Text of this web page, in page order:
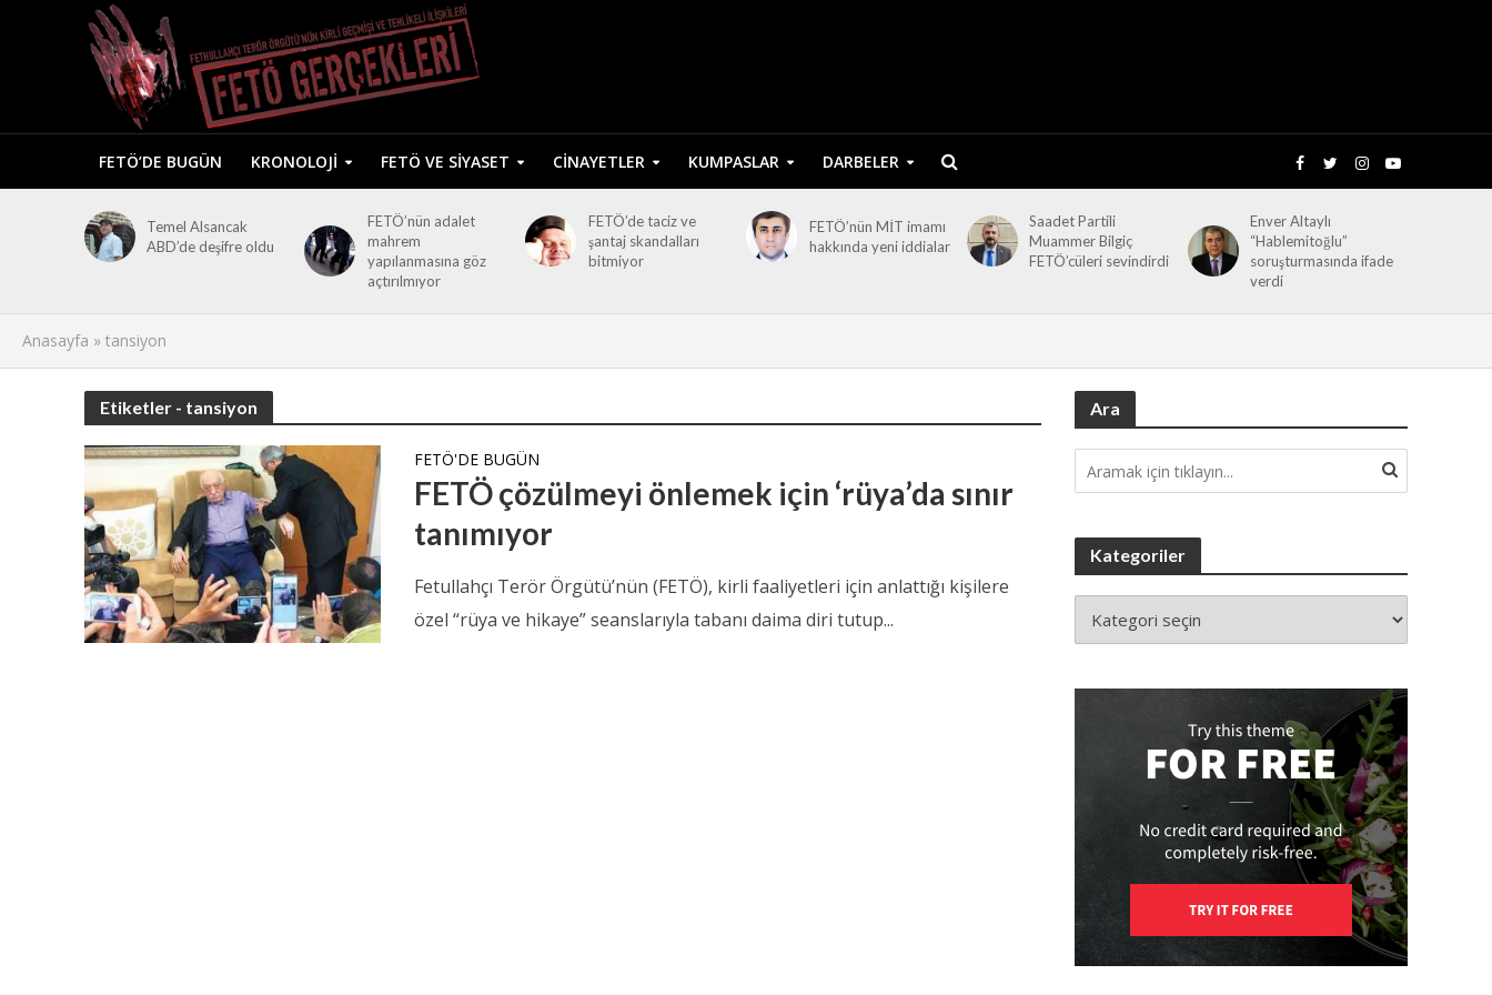
FETÖ’DE BUGÜN KRONOLOJI FETÖ VE SIYASET CINAYETLER KUMPASLAR DARBELER
Temel Alsancak
ABD’de deşifre oldu
FETÖ’nün adalet
mahrem
yapılanmasına göz
açtırılmıyor
FETÖ’de taciz ve
şantaj skandalları
bitmiyor
FETÖ’nün MİT imamı
hakkında yeni iddialar
Saadet Partili
Muammer Bilgiç
FETÖ’cüleri sevindirdi
Enver Altaylı
“Hablemitoğlu”
soruşturmasında ifade
verdi
Anasayfa » tansiyon
Etiketler - tansiyon
FETÖ'DE BUGÜN
FETÖ çözülmeyi önlemek için ‘rüya’da sınır
tanımıyor
Fetullahçı Terör Örgütü’nün (FETÖ), kirli faaliyetleri için anlattığı kişilere
özel “rüya ve hikaye” seanslarıyla tabanı daima diri tutup...
Ara
Kategoriler